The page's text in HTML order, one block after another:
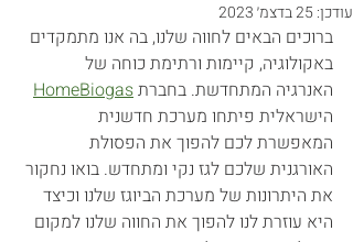
עודכן:25 בדצמ׳ 2023
ברוכים הבאים לחווה שלנו, בה אנו מתמקדים
באקולוגיה, קיימות ורתימת כוחה של
האנרגיה המתחדשת. בחברתHomeBiogas
הישראלית פיתחו מערכת חדשנית
המאפשרת לכם להפוך את הפסולת
האורגנית שלכם לגז נקי ומתחדש. בואו נחקור
את היתרונות של מערכת הביוגז שלנו וכיצד
היא עוזרת לנו להפוך את החווה שלנו למקום